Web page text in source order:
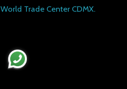
World Trade Center CDMX.